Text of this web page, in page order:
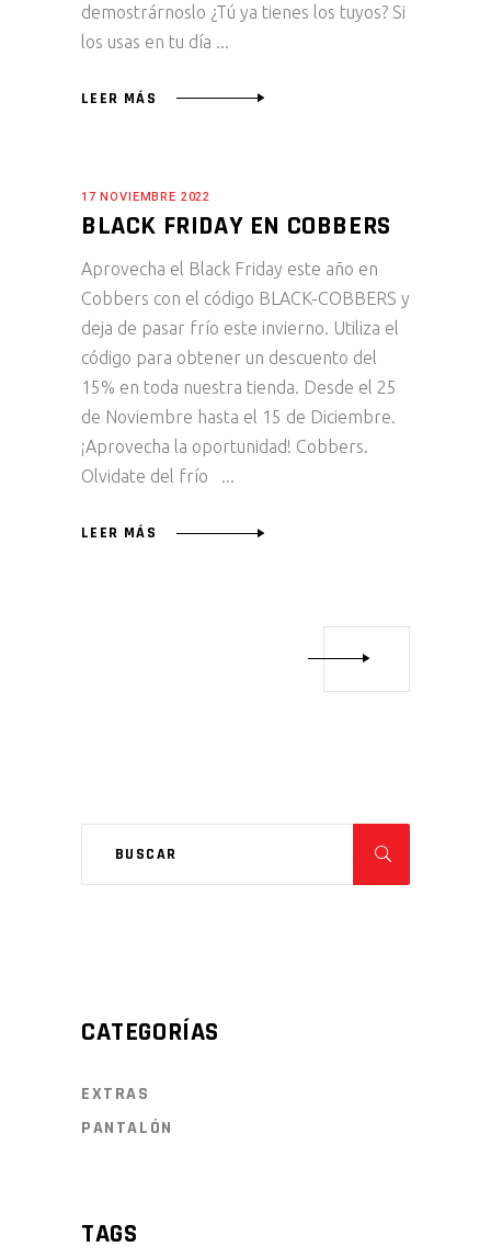
demostrárnoslo ¿Tú ya tienes los tuyos? Si
los usas en tu día
LEER MÁS
17 NOVIEMBRE 2022
BLACK FRIDAY EN COBBERS
Aprovecha el Black Friday este año en
Cobbers con el código BLACK-COBBERS y
deja de pasar frío este invierno. Utiliza el
código para obtener un descuento del
15% en toda nuestra tienda. Desde el 25
de Noviembre hasta el 15 de Diciembre.
¡Aprovecha la oportunidad! Cobbers.
Olvidate del frío
LEER MÁS
CATEGORÍAS
EXTRAS
PANTALÓN
TAGS